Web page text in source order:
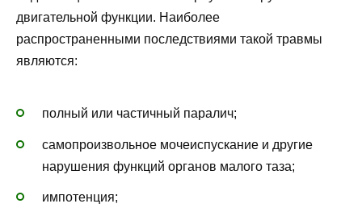
двигательной функции. Наиболее
распространенными последствиями такой травмы
являются:
полный или частичный паралич;
самопроизвольное мочеиспускание и другие
нарушения функций органов малого таза;
импотенция;